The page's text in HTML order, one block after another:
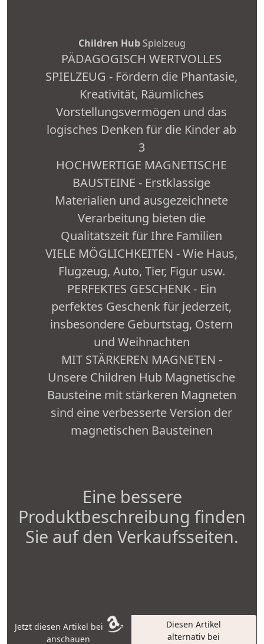
Children Hub Spielzeug
PÄDAGOGISCH WERTVOLLES
SPIELZEUG - Fördern die Phantasie,
Kreativität, Räumliches
Vorstellungsvermögen und das
logisches Denken für die Kinder ab
3
HOCHWERTIGE MAGNETISCHE
BAUSTEINE - Erstklassige
Materialien und ausgezeichnete
Verarbeitung bieten die
Qualitätszeit für Ihre Familien
VIELE MÖGLICHKEITEN - Wie Haus,
Flugzeug, Auto, Tier, Figur usw.
PERFEKTES GESCHENK - Ein
perfektes Geschenk für jederzeit,
insbesondere Geburtstag, Ostern
und Weihnachten
MIT STÄRKEREN MAGNETEN -
Unsere Children Hub Magnetische
Bausteine mit stärkeren Magneten
sind eine verbesserte Version der
magnetischen Bausteinen
Eine bessere
Produktbeschreibung finden
Sie auf den Verkaufsseiten.
Jetzt diesen Artikel bei
anschauen
Diesen Artikel
alternativ bei